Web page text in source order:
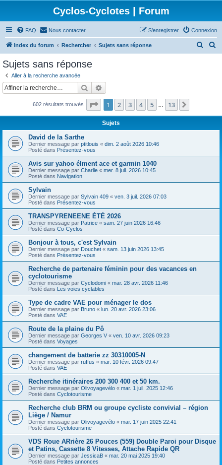
Cyclos-Cyclotes | Forum
FAQ Nous contacter Connexion
S’enregistrer
Index du forum Rechercher Sujets sans réponse
c
c
Sujets sans réponse
Aller à la recherche avancée
Rechercher
602 résultats trouvés Page 1sur13
1 2 3 4 5 13
Sujets
David de la Sarthe
Dernier message par ptitlouis « dim. 2 août 2026 10:46
Posté dans Présentez-vous
Avis sur yahoo élment ace et garmin 1040
Dernier message par Charlie « mer. 8 juil. 2026 10:45
Posté dans Navigation
Sylvain
Dernier message par Sylvain 409 « ven. 3 juil. 2026 07:03
Posté dans Présentez-vous
TRANSPYRENEENE ÉTÉ 2026
Dernier message par Patrice « sam. 27 juin 2026 16:46
Posté dans Co-Cyclos
Bonjour à tous, c'est Sylvain
Dernier message par Douchet « sam. 13 juin 2026 13:45
Posté dans Présentez-vous
Recherche de partenaire féminin pour des vacances en
cyclotourisme
Dernier message par Cyclodomi « mar. 28 avr. 2026 11:46
Posté dans Les voies cyclables
Type de cadre VAE pour ménager le dos
Dernier message par Bruno « lun. 20 avr. 2026 23:06
Posté dans VAE
Route de la plaine du Pô
Dernier message par Georges V « ven. 10 avr. 2026 09:23
Posté dans Voyages
changement de batterie zz 30310005-N
Dernier message par ruffus « mar. 10 févr. 2026 09:47
Posté dans VAE
Recherche itinéraires 200 300 400 et 50 km.
Dernier message par Olivoyagevélo « mar. 1 juil. 2025 12:46
Posté dans Cyclotourisme
Recherche club BRM ou groupe cycliste convivial – région
Liège / Namur
Dernier message par Olivoyagevélo « mar. 17 juin 2025 22:41
Posté dans Cyclotourisme
VDS Roue ARrière 26 Pouces (559) Double Paroi pour Disque
et Patins, Cassette 8 Vitesses, Attache Rapide QR
Dernier message par JessicaB « mar. 20 mai 2025 19:40
Posté dans Petites annonces